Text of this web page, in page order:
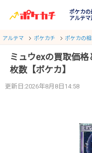
ポケカの
アルテマ
アルテマ ポケカチ ポケカの
ミュウexの買取価
枚数【ポケカ】
更新日:2026年8月8日14:58